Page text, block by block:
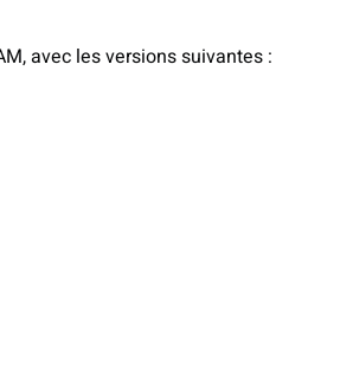
avec les versions suivantes :